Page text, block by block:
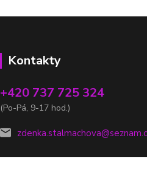
Kontakty
+420 737 725 324
(Po-Pá, 9-17 hod.)